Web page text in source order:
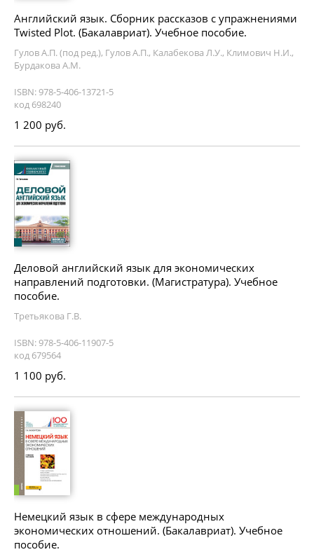
Английский язык. Сборник рассказов с упражнениями
Twisted Plot. (Бакалавриат). Учебное пособие.
Гулов А.П. (под ред.), Гулов А.П., Калабекова Л.У., Климович Н.И.,
Бурдакова А.М.
ISBN: 978-5-406-13721-5
код 698240
1 200 руб.
Деловой английский язык для экономических
направлений подготовки. (Магистратура). Учебное
пособие.
Третьякова Г.В.
ISBN: 978-5-406-11907-5
код 679564
1 100 руб.
Немецкий язык в сфере международных
экономических отношений. (Бакалавриат). Учебное
пособие.